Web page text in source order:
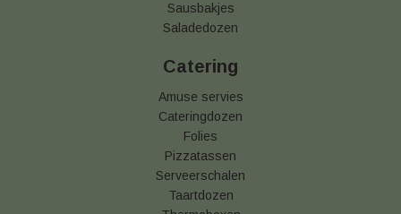
Sausbakjes
Saladedozen
Catering
Amuse servies
Cateringdozen
Folies
Pizzatassen
Serveerschalen
Taartdozen